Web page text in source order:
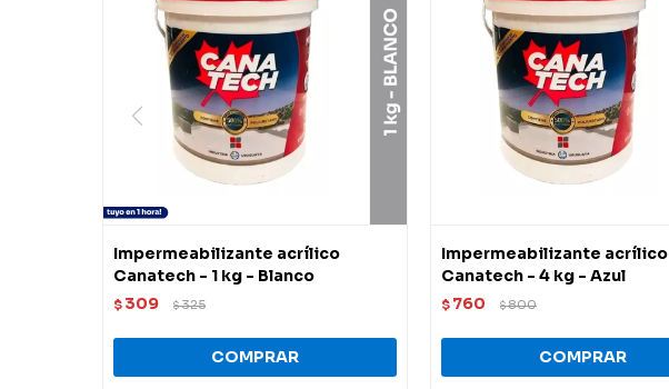
Impermeabilizante acrílico
Canatech - 1 kg - Blanco
$ 309 $325
Impermeabilizante acrílico
Canatech - 4 kg - Azul
$ 760 $800